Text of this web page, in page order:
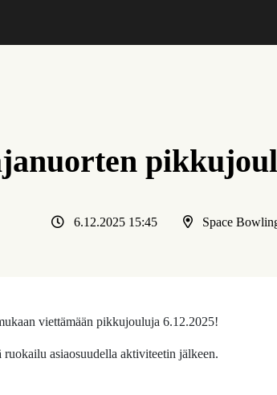
6.12.2025 15:45 Space
viettämään pikkujouluja 6.12.2025!
asiaosuudella aktiviteetin jälkeen.